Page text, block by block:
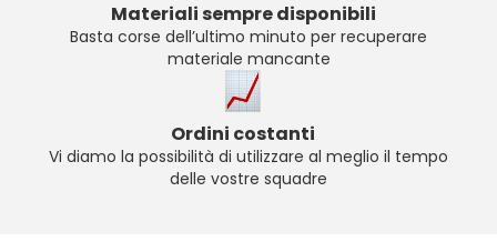
Materiali sempre disponibili
Basta corse dell’ultimo minuto per recuperare
materiale mancante
Ordini costanti
Vi diamo la possibilità di utilizzare al meglio il tempo
delle vostre squadre